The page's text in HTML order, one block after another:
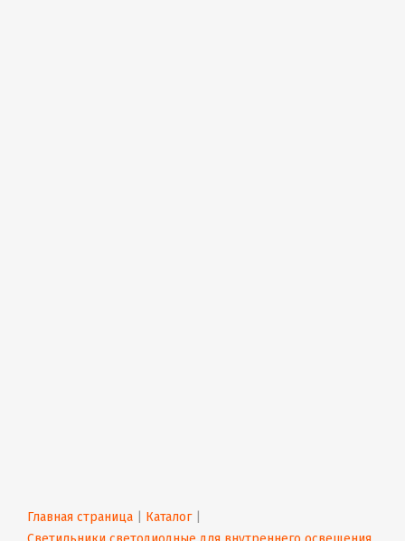
Главная страница Каталог |